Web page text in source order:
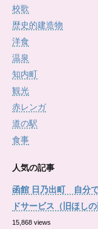
校歌
歴史的建造物
洋食
温泉
知内町
観光
赤レンガ
道の駅
食事
人気の記事
函館 日乃出町 自分
ドサービス（旧ほし
15,868 views